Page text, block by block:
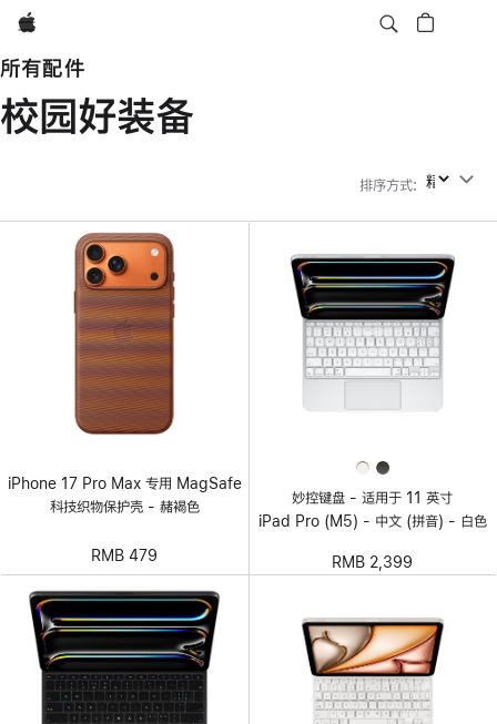
Apple
所有配件
校园好装备
排序方式: 排序方式
iPhone 17 Pro Max 专用 MagSafe
科技织物保护壳 - 赭褐色
RMB 479
妙控键盘 - 适用于 11 英寸
iPad Pro (M5) - 中文 (拼音) - 白色
RMB 2,399